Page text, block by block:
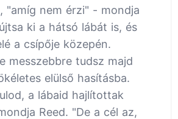
"amíg nem érzi" - mondja
ki a hátsó lábát is, és
a csípője közepén.
messzebbre tudsz majd
elülső hasításba.
a lábaid hajlítottak
Reed. "De a cél az,